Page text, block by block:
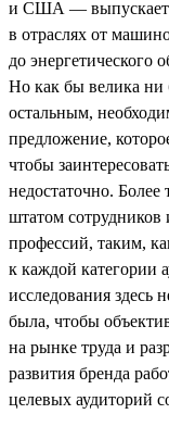
и США — выпускает
в отраслях от
до энергетического
Но как бы велика ни
остальным,
предложение,
чтобы
недостаточно.
штатом сотрудников
профессий, таким,
к каждой категории
исследования здесь
была, чтобы
на рынке труда и
развития бренда
целевых аудиторий